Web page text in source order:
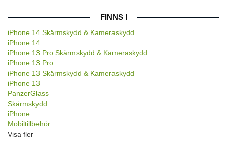
FINNS I
iPhone 14 Skärmskydd & Kameraskydd
iPhone 14
iPhone 13 Pro Skärmskydd & Kameraskydd
iPhone 13 Pro
iPhone 13 Skärmskydd & Kameraskydd
iPhone 13
PanzerGlass
Skärmskydd
iPhone
Mobiltillbehör
Visa fler